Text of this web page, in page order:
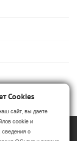
Cookies
сайт, вы даете
cookie и
сведения о